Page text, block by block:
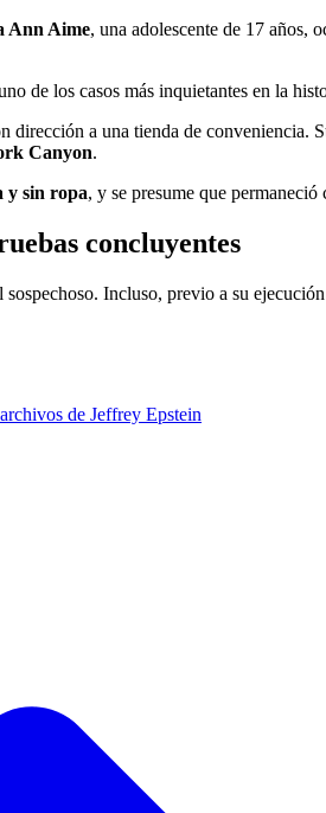
Ann Aime, una adolescente de 17 años,
de los casos más inquietantes en la
dirección a una tienda de conveniencia.
Canyon.
y sin ropa, y se presume que
concluyentes
Incluso, previo a su
de Jeffrey Epstein